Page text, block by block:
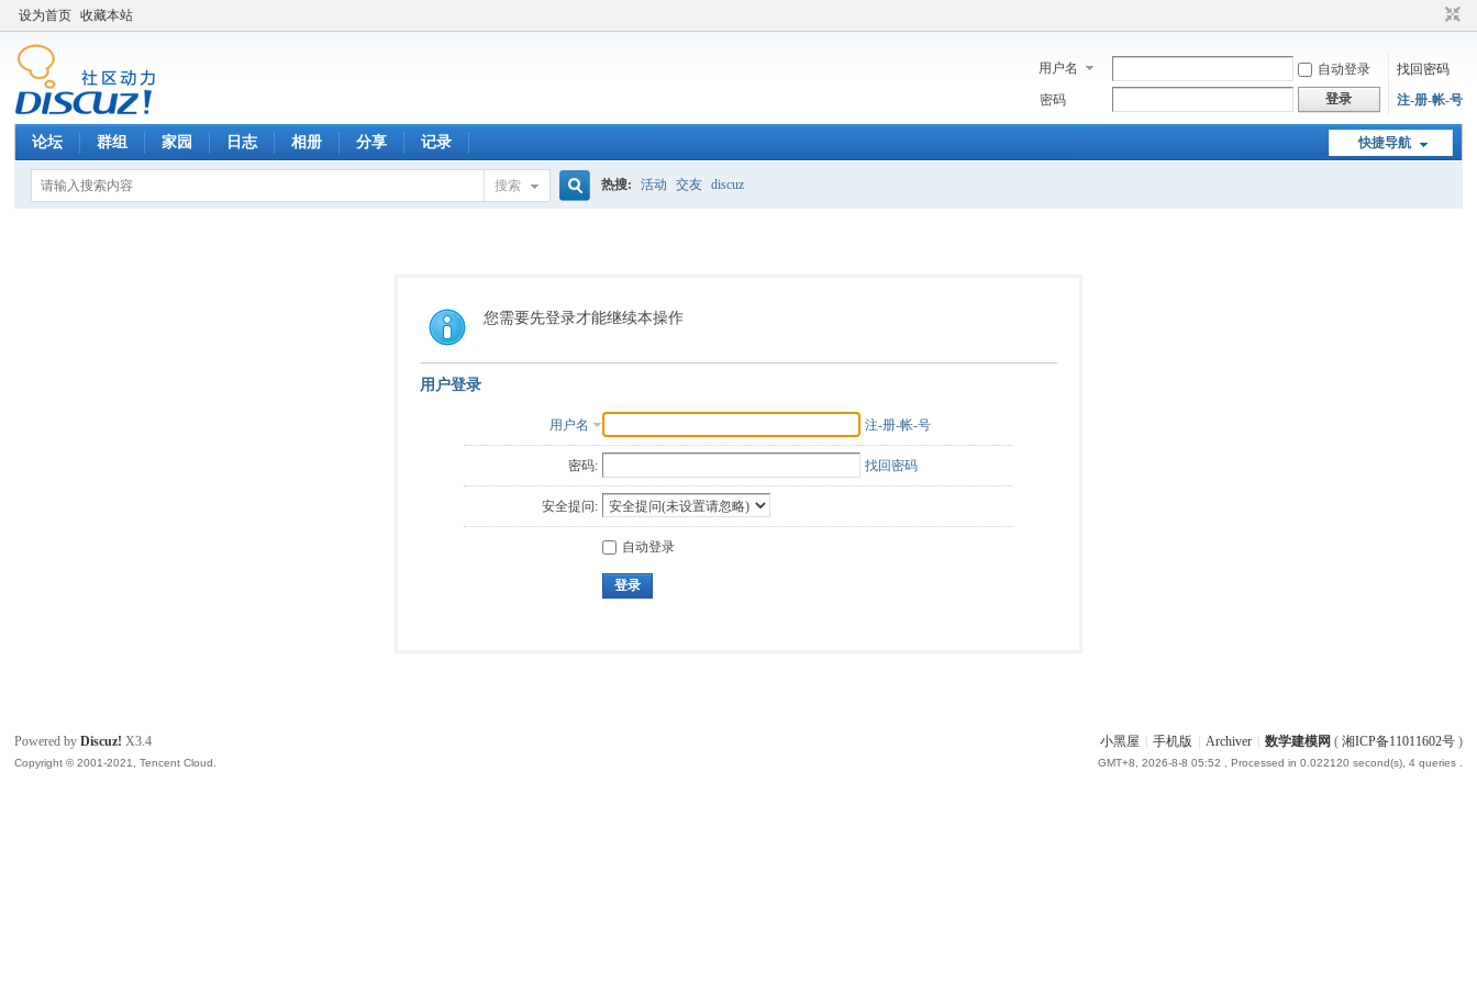
设为首页 收藏本站
用户名 自动登录
找回密码
密码
登录 注-册-帐-号
快捷导航
论坛 群组 家园 日志 相册 分享 记录
搜索
索
热搜: 活动 交友 discuz
您需要先登录才能继续本操作
用户登录
用户名 注-册-帐-号
密码: 找回密码
安全提问:
自动登录
登录
小黑屋 手机版 Archiver 数学建模网 ( 湘ICP备11011602号)
GMT+8, 2026-8-8 05:52 , Processed in 0.022120 second(s), 4 queries .
Powered byDiscuz! X3.4
Copyright © 2001-2021, Tencent Cloud.